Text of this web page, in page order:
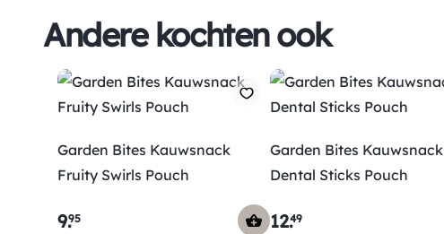
Andere kochten ook
Garden Bites Kauwsnack
Fruity Swirls Pouch
9.95
Garden Bites Kauwsnack
Dental Sticks Pouch
12.49